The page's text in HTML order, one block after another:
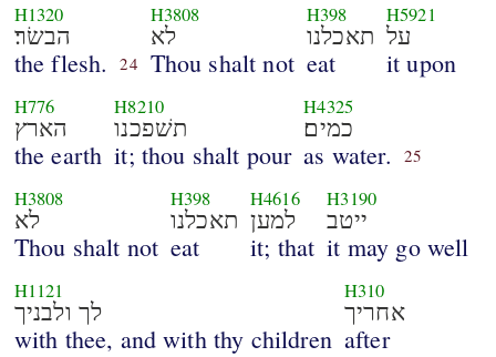
H1320
הבשׂר׃
the flesh. 24
H3808
לא
Thou shalt not
H398
תאכלנו
eat
H5921
על
it upon
H776
הארץ
the earth
H8210
תשׁפכנו
it; thou shalt pour
H4325
כמים׃
as water. 25
H3808
לא
Thou shalt not
H398
תאכלנו
eat
H4616
למען
it; that
H3190
ייטב
it may go well
H1121
לך ולבניך
with thee, and with thy children
H310
אחריך
after